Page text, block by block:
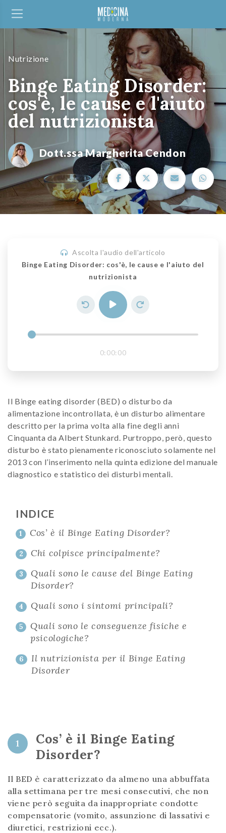
Nutrizione
Binge Eating Disorder:
cos'è, le cause e l'aiuto
del nutrizionista
Dott.ssa Margherita Cendon
Ascolta l'audio dell'articolo
Binge Eating Disorder: cos'è, le cause e l'aiuto del
nutrizionista
0:00:00
Il Binge eating disorder (BED) o disturbo da
alimentazione incontrollata, è un disturbo alimentare
descritto per la prima volta alla fine degli anni
Cinquanta da Albert Stunkard. Purtroppo, però, questo
disturbo è stato pienamente riconosciuto solamente nel
2013 con l’inserimento nella quinta edizione del manuale
diagnostico e statistico dei disturbi mentali.
INDICE
1 Cos’ è il Binge Eating Disorder?
2 Chi colpisce principalmente?
3
Quali sono le cause del Binge Eating
Disorder?
4 Quali sono i sintomi principali?
5
Quali sono le conseguenze fisiche e
psicologiche?
6
Il nutrizionista per il Binge Eating
Disorder
1
Cos’ è il Binge Eating
Disorder?
Il BED è caratterizzato da almeno una abbuffata
alla settimana per tre mesi consecutivi, che non
viene però seguita da inappropriate condotte
compensatorie (vomito, assunzione di lassativi e
diuretici, restrizioni ecc.).